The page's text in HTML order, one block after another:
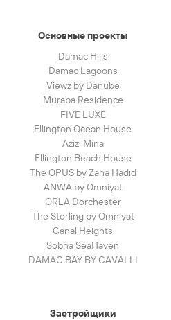
Основные проекты
Damac Hills
Damac Lagoons
Viewz by Danube
Muraba Residence
FIVE LUXE
Ellington Ocean House
Azizi Mina
Ellington Beach House
The OPUS by Zaha Hadid
ANWA by Omniyat
ORLA Dorchester
The Sterling by Omniyat
Canal Heights
Sobha SeaHaven
DAMAC BAY BY CAVALLI
Застройщики